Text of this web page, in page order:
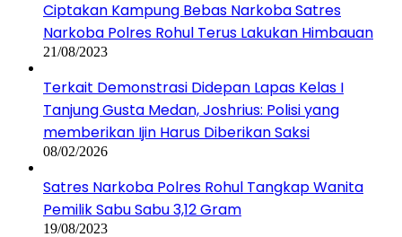
Ciptakan Kampung Bebas Narkoba Satres
Narkoba Polres Rohul Terus Lakukan Himbauan
21/08/2023
Terkait Demonstrasi Didepan Lapas Kelas I
Tanjung Gusta Medan, Joshrius: Polisi yang
memberikan Ijin Harus Diberikan Saksi
08/02/2026
Satres Narkoba Polres Rohul Tangkap Wanita
Pemilik Sabu Sabu 3,12 Gram
19/08/2023